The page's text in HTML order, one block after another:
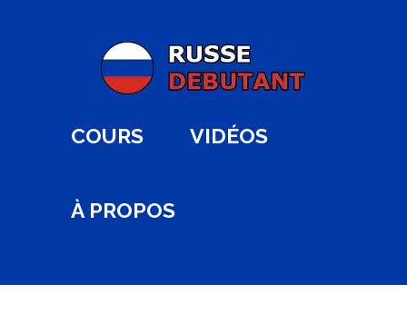
COURS VIDÉOS
À PROPOS